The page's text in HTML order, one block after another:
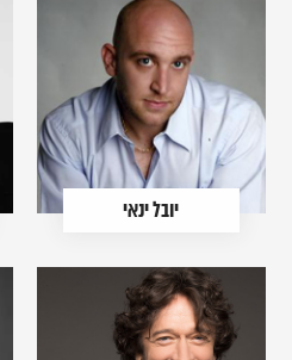
יובל ינאי